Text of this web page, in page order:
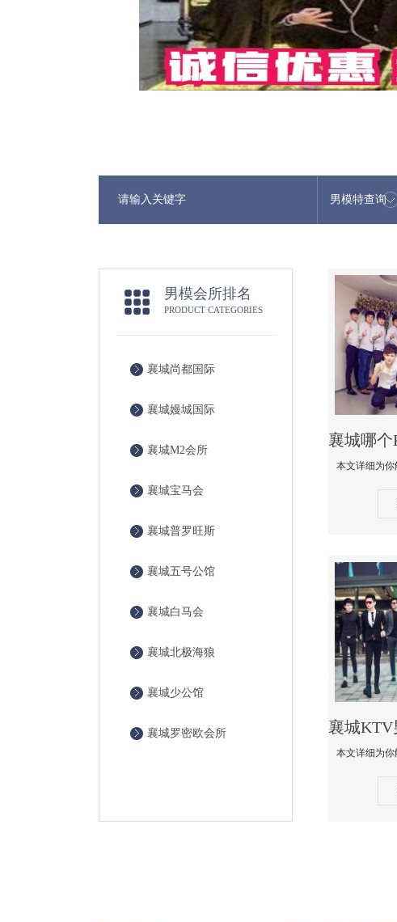
男模特查询
男模会所排名
PRODUCT CATEGORIES
襄城尚都国际
襄城嫚城国际
襄城M2会所
襄城宝马会
襄城普罗旺斯
襄城五号公馆
襄城白马会
襄城北极海狼
襄城少公馆
襄城罗密欧会所